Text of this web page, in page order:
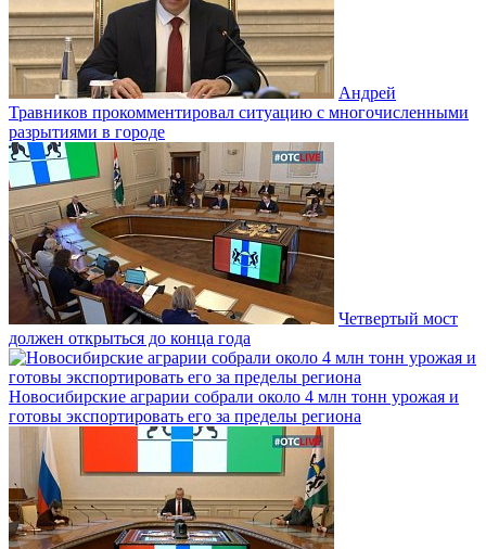
Андрей
Травников прокомментировал ситуацию с многочисленными
разрытиями в городе
Четвертый мост
должен открыться до конца года
Новосибирские аграрии собрали около 4 млн тонн урожая и
готовы экспортировать его за пределы региона